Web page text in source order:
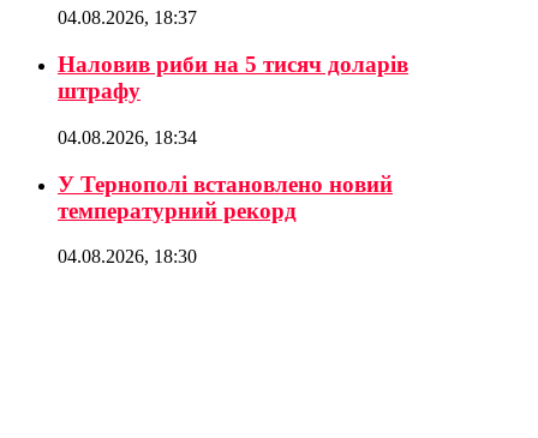
04.08.2026, 18:37
Наловив риби на 5 тисяч доларів
штрафу
04.08.2026, 18:34
У Тернополі встановлено новий
температурний рекорд
04.08.2026, 18:30